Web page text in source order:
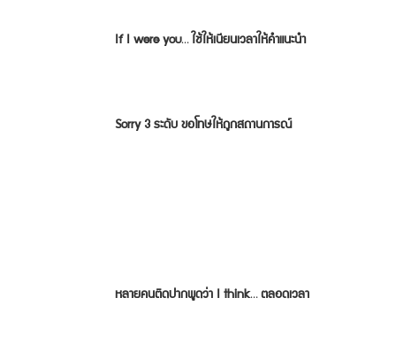
If I were you… ใช้ให้เนียนเวลาให้คำแนะนำ
Sorry 3 ระดับ ขอโทษให้ถูกสถานการณ์
หลายคนติดปากพูดว่า I think… ตลอดเวลา